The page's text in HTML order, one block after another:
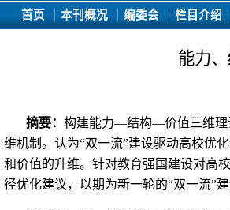
首页 本刊概况 编委会 栏目介绍
能力
摘要：构建能力—结构—价值三维
维机制。认为“双一流”建设驱动高校优
和价值的升维。针对教育强国建设对高
径优化建议，以期为新一轮的“双一流”